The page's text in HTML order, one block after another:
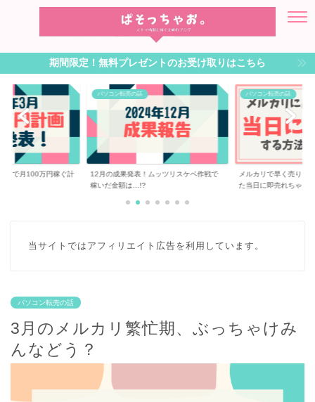
期間限定！無料プレゼントのお受け取りはこちら
売で月100万円稼ぐ計
パソコン転売の話
12月の成果発表！ムッツリスケベ作戦で
稼いだ金額は…!?
パソコン転売の話
メルカリで早く売りた
た当日に即売れちゃ...
当サイトではアフィリエイト広告を利用しています。
パソコン転売の話
3月のメルカリ繁忙期、ぶっちゃけみ
んなどう？